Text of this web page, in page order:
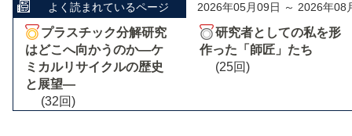
よく読まれているページ 2026年05月09日 ～ 2026年08
プラスチック分解研究
はどこへ向かうのか―ケ
ミカルリサイクルの歴史
と展望―
(32回)
研究者としての私を形
作った「師匠」たち
(25回)